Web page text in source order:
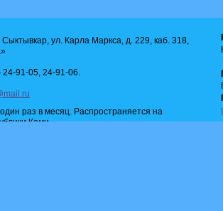
Сыктывкар, ул. Карла Маркса, д. 229, каб. 318,
24-91-05, 24-91-06.
раз в месяц. Распространяется на
Коми.